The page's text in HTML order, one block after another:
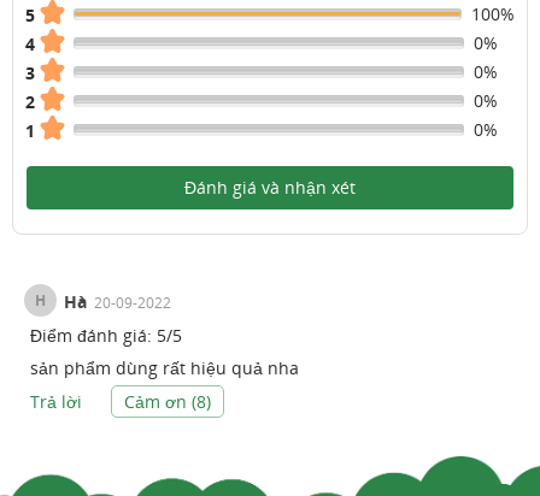
5
100%
4
0%
3
0%
2
0%
1
0%
Đánh giá và nhận xét
H Hà 20-09-2022
Điểm đánh giá: 5/5
sản phẩm dùng rất hiệu quả nha
Trả lời
Cảm ơn (8)